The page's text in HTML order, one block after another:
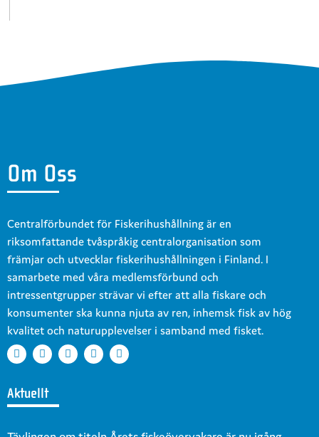
Om Oss
Centralförbundet för Fiskerihushållning är en
riksomfattande tvåspråkig centralorganisation som
främjar och utvecklar fiskerihushållningen i Finland. I
samarbete med våra medlemsförbund och
intressentgrupper strävar vi efter att alla fiskare och
konsumenter ska kunna njuta av ren, inhemsk fisk av hög
kvalitet och naturupplevelser i samband med fisket.
Aktuellt